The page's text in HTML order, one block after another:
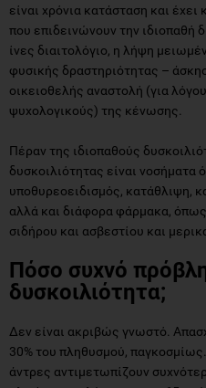
είναι χρόνια κατάσταση και
που επιδεινώνουν την ιδιοπαθή
ίνες διαιτολόγιο, η λήψη
φυσικής δραστηριότητας –
οικειοθελής αναστολή (για
ψυχολογικούς) της κένωσης.
Πέραν της ιδιοπαθούς
δυσκοιλιότητας είναι
υποθυρεοειδισμός, κατάθλιψη,
αλλά και διάφορα φάρμακα,
σιδήρου και ασβεστίου και
Πόσο συχνό
δυσκοιλιότητα;
Δεν είναι ακριβώς γνωστό.
30% του πληθυσμού,
άντρες αντιμετωπίζουν